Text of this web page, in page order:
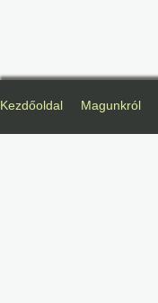
Kezdőoldal Magunkról